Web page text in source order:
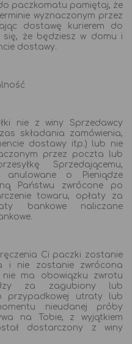
paczkomatu pamiętaj, że
wyznaczonym przez
dostawę kurierem do
się, że będziesz w domu i
dostawy.
nie z winy Sprzedawcy
składania zamówienia,
dostawy itp.) lub nie
przez poczta lub
Sprzedającemu,
o Pieniądze
Państwu zwrócone po
towaru, opłaty za
bankowe naliczane
Ci paczki zostanie
i nie zostanie zwrócona
nie ma obowiązku zwrotu
za zagubiony lub
przypadkowej utraty lub
nieudanej próby
na Tobie, z wyjątkiem
dostarczony z winy